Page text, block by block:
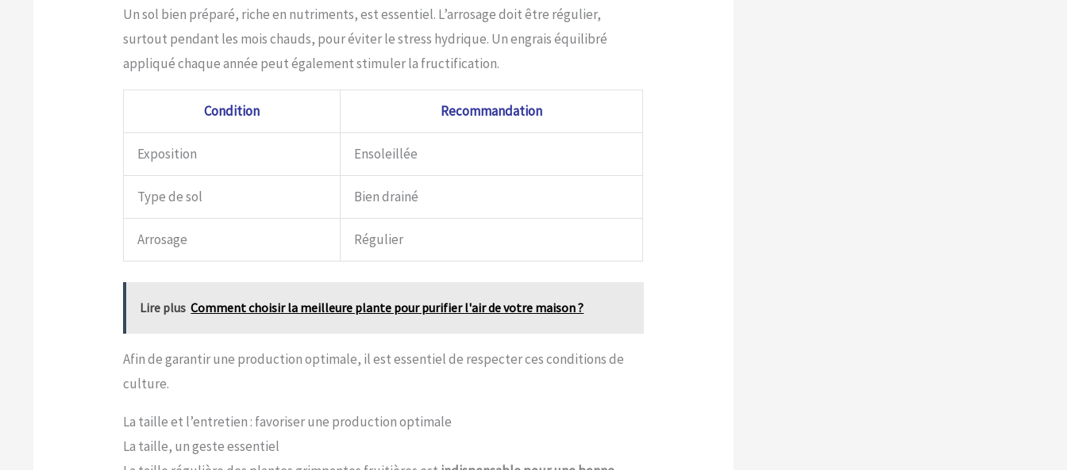
Un sol bien préparé, riche en nutriments, est essentiel. L’arrosage doit être régulier,
surtout pendant les mois chauds, pour éviter le stress hydrique. Un engrais équilibré
appliqué chaque année peut également stimuler la fructification.
Condition Recommandation
Exposition Ensoleillée
Type de sol Bien drainé
Arrosage Régulier
Lire plus Comment choisir la meilleure plante pour purifier l'air de votre maison ?
Afin de garantir une production optimale, il est essentiel de respecter ces conditions de
culture.
La taille et l’entretien : favoriser une production optimale
La taille, un geste essentiel